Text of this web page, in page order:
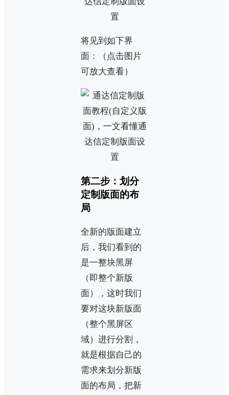
将见到如下界
面：（点击图片
可放大查看）
第二步：划分
定制版面的布
局
全新的版面建立
后，我们看到的
是一整块黑屏
（即整个新版
面），这时我们
要对这块新版面
（整个黑屏区
域）进行分割，
就是根据自己的
需求来划分新版
面的布局，把新